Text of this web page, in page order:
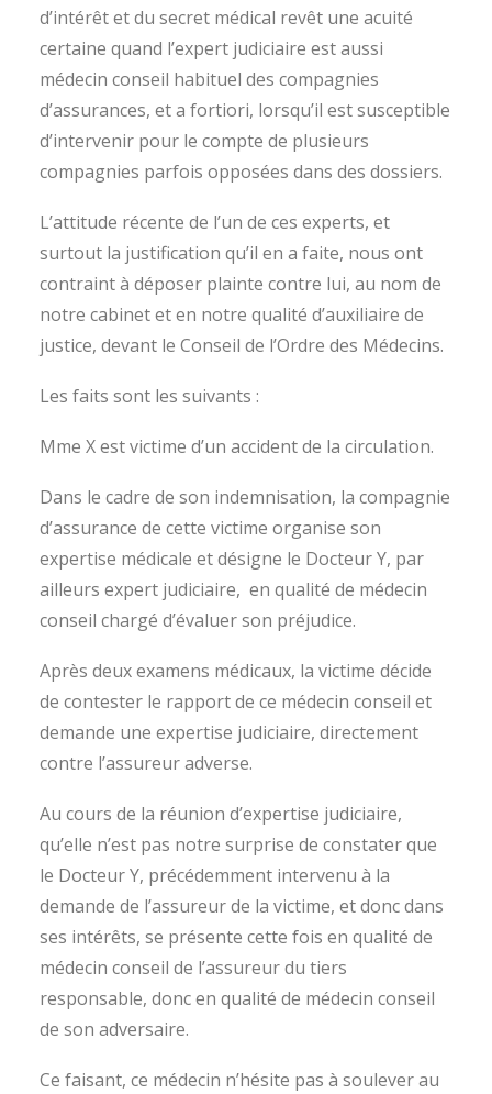
d’intérêt et du secret médical revêt une acuité
certaine quand l’expert judiciaire est aussi
médecin conseil habituel des compagnies
d’assurances, et a fortiori, lorsqu’il est susceptible
d’intervenir pour le compte de plusieurs
compagnies parfois opposées dans des dossiers.
L’attitude récente de l’un de ces experts, et
surtout la justification qu’il en a faite, nous ont
contraint à déposer plainte contre lui, au nom de
notre cabinet et en notre qualité d’auxiliaire de
justice, devant le Conseil de l’Ordre des Médecins.
Les faits sont les suivants :
Mme X est victime d’un accident de la circulation.
Dans le cadre de son indemnisation, la compagnie
d’assurance de cette victime organise son
expertise médicale et désigne le Docteur Y, par
ailleurs expert judiciaire, en qualité de médecin
conseil chargé d’évaluer son préjudice.
Après deux examens médicaux, la victime décide
de contester le rapport de ce médecin conseil et
demande une expertise judiciaire, directement
contre l’assureur adverse.
Au cours de la réunion d’expertise judiciaire,
qu’elle n’est pas notre surprise de constater que
le Docteur Y, précédemment intervenu à la
demande de l’assureur de la victime, et donc dans
ses intérêts, se présente cette fois en qualité de
médecin conseil de l’assureur du tiers
responsable, donc en qualité de médecin conseil
de son adversaire.
Ce faisant, ce médecin n’hésite pas à soulever au